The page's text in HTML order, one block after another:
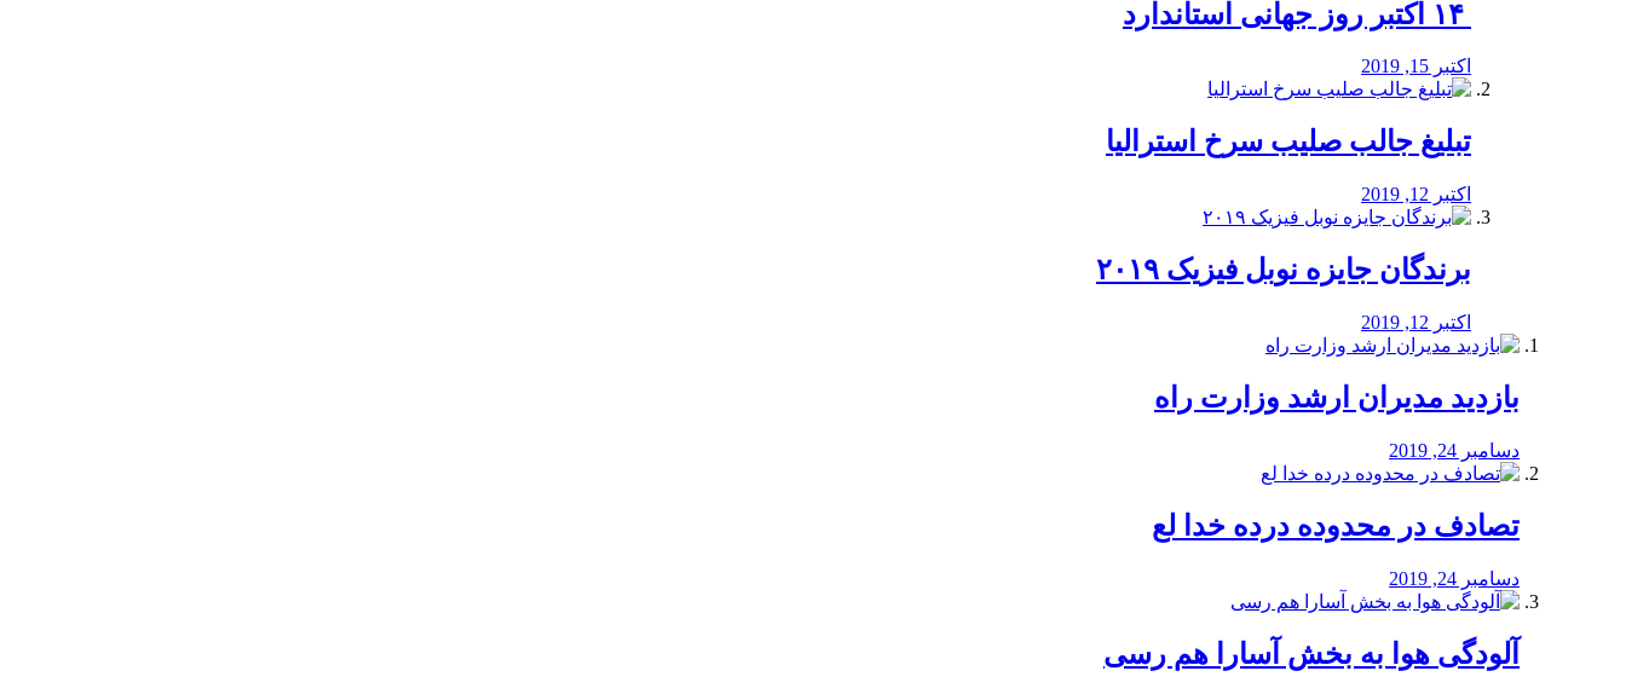
اکتبر 15, 2019
تبلیغ جالب صلیب سرخ استرالیا
اکتبر 12, 2019
برندگان جایزه نوبل فیزیک ۲۰۱۹
اکتبر 12, 2019
بازدید مدیران ارشد وزارت راه
دسامبر 24, 2019
تصادف در محدوده درده خدا لع
دسامبر 24, 2019
آلودگی هوا به بخش آسارا هم رسی